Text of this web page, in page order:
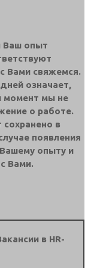
Ваш опыт
Вами свяжемся.
означает,
момент мы не
о работе.
в
появления
опыту и
Вами.
в HR-